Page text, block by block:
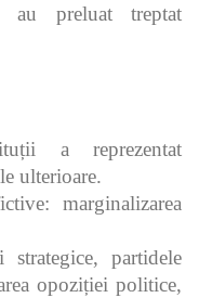
au preluat treptat
a reprezentat
ulterioare.
marginalizarea
partidele
opoziției politice,